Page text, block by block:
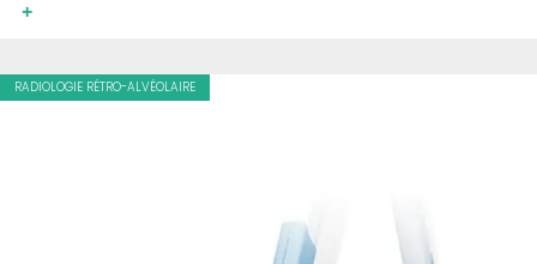
+
RADIOLOGIE RÉTRO-ALVÉOLAIRE